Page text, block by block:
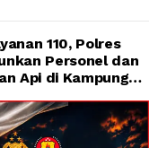
110, Polres
Personel dan
Api di Kampung